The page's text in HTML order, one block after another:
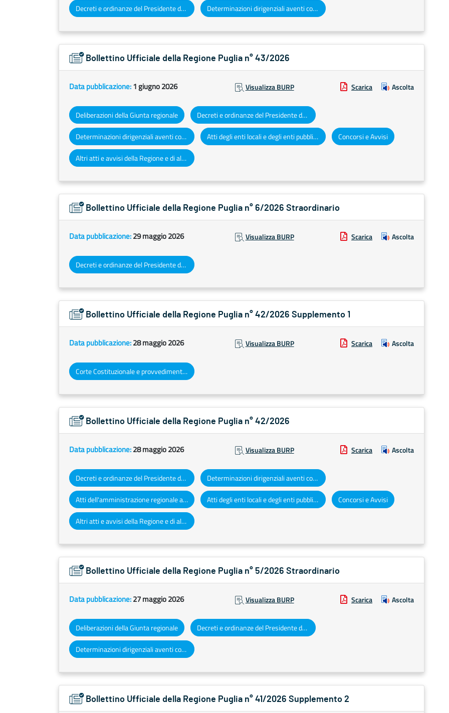
Decreti e ordinanze del Presidente della Giunta regionale Determinazioni dirigenziali aventi contenuto di interesse generale
Bollettino Ufficiale della Regione Puglia n° 43/2026
Data pubblicazione:1 giugno 2026 Visualizza BURP Scarica Ascolta
Deliberazioni della Giunta regionale Decreti e ordinanze del Presidente della Giunta regionale
Determinazioni dirigenziali aventi contenuto di interesse generale Atti degli enti locali e degli enti pubblici e privati Concorsi e Avvisi
Altri atti e avvisi della Regione e di altri enti pubblici che interessano la collettività regionale
Bollettino Ufficiale della Regione Puglia n° 6/2026 Straordinario
Data pubblicazione:29 maggio 2026 Visualizza BURP Scarica Ascolta
Decreti e ordinanze del Presidente della Giunta regionale
Bollettino Ufficiale della Regione Puglia n° 42/2026 Supplemento 1
Data pubblicazione:28 maggio 2026 Visualizza BURP Scarica Ascolta
Corte Costituzionale e provvedimenti organi giurisdizionali
Bollettino Ufficiale della Regione Puglia n° 42/2026
Data pubblicazione:28 maggio 2026 Visualizza BURP Scarica Ascolta
Decreti e ordinanze del Presidente della Giunta regionale Determinazioni dirigenziali aventi contenuto di interesse generale
Atti dell'amministrazione regionale ad obbligo di pubblicazione Atti degli enti locali e degli enti pubblici e privati Concorsi e Avvisi
Altri atti e avvisi della Regione e di altri enti pubblici che interessano la collettività regionale
Bollettino Ufficiale della Regione Puglia n° 5/2026 Straordinario
Data pubblicazione:27 maggio 2026 Visualizza BURP Scarica Ascolta
Deliberazioni della Giunta regionale Decreti e ordinanze del Presidente della Giunta regionale
Determinazioni dirigenziali aventi contenuto di interesse generale
Bollettino Ufficiale della Regione Puglia n° 41/2026 Supplemento 2